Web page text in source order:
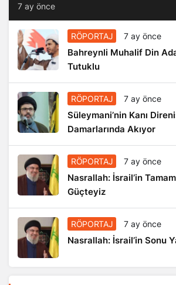
7 ay önce
RÖPORTAJ 7 ay önce
Bahreynli Muhalif Din
Tutuklu
RÖPORTAJ 7 ay önce
Süleymani’nin Kanı
Damarlarında Akıyor
RÖPORTAJ 7 ay önce
Nasrallah: İsrail’in
Güçteyiz
RÖPORTAJ 7 ay önce
Nasrallah: İsrail’in Sonu